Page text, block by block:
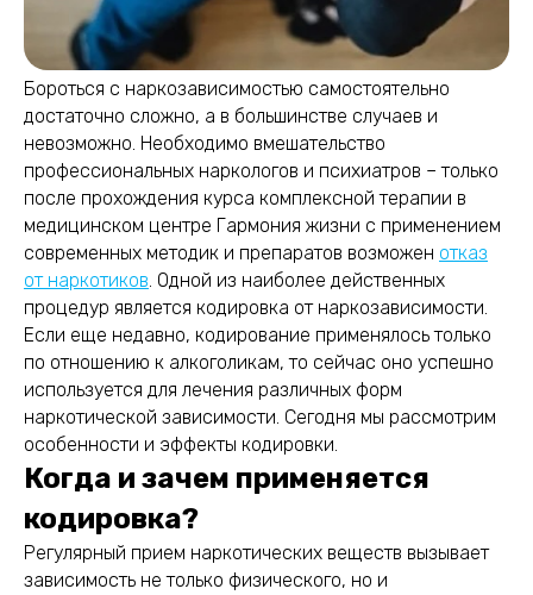
Бороться с наркозависимостью самостоятельно
достаточно сложно, а в большинстве случаев и
невозможно. Необходимо вмешательство
профессиональных наркологов и психиатров – только
после прохождения курса комплексной терапии в
медицинском центре Гармония жизни с применением
современных методик и препаратов возможен отказ
от наркотиков. Одной из наиболее действенных
процедур является кодировка от наркозависимости.
Если еще недавно, кодирование применялось только
по отношению к алкоголикам, то сейчас оно успешно
используется для лечения различных форм
наркотической зависимости. Сегодня мы рассмотрим
особенности и эффекты кодировки.
Когда и зачем применяется
кодировка?
Регулярный прием наркотических веществ вызывает
зависимость не только физического, но и